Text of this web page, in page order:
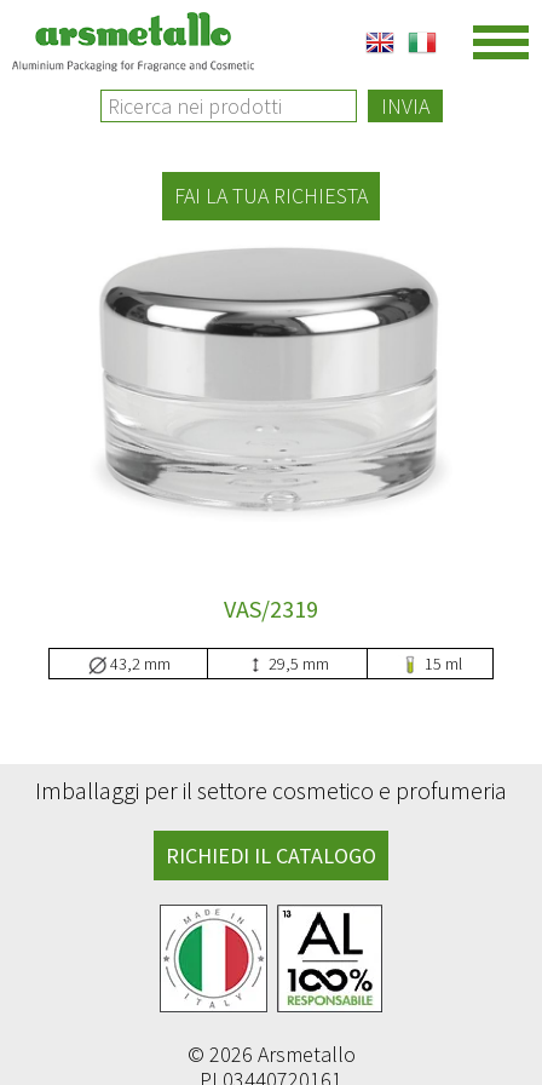
INVIA
FAI LA TUA RICHIESTA
VAS/2319
43,2 mm 29,5 mm 15 ml
© 2026 Arsmetallo
PI 03440720161
Imballaggi per il settore cosmetico e profumeria
RICHIEDI IL CATALOGO